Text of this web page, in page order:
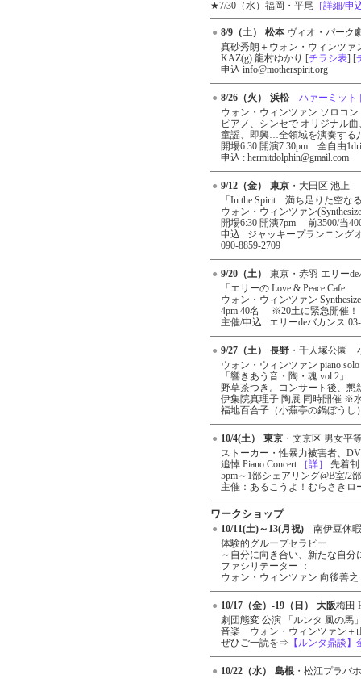
★7/30（水）福岡・平尾 ［詳細/申
● 8/9（土） 松本 ヴィオ・パーク
真砂秀朗＋ウォン・ウィンツァ
KAZ(g) 龍村ゆかり [チラシ表] [
申込 info@motherspirit.org
● 8/26（火） 浜松
ハァーミット
ウォン・ウィンツァン ソロコ
ピアノ、シンセで オリジナル
童謡、即興…全領域を演奏する
開場6:30 開演7:30pm 全自由
申込 : hermitdolphin@gmail.com
● 9/12（金） 東京 ・大田区 池
「In the Spirit 満ち足りた空な
ウォン・ウィンツァン
開場6:30 開演7pm 前3500/
申込 : ジャッキープランニン
090-8859-2709
● 9/20（土）
東京・赤羽 エリー
「エリーの Love & Peace Cafe
ウォン・ウィンツァン
4pm 40名 ※20土に緊急開催！
主催/申込 : エリーdeバカンス
● 9/27（土） 長野 ・千人塚公園
ウォン・ウィンツァン piano solo
「響きあう音・陶・魂 vol.2」
野草茶つき。コンサート後、懇
伊集院真理子 陶展 同時開催 ※
福地百合子（小蕪亭の鍋ぼうし
● 10/4(土） 東京 ・文京区 男女平
ストーカー・性暴力被害者、
追悼 Piano Concert
［詳］ 先着
5pm～1部シェアリング@B室/2
主催：あるこうよ！むらさきロ
ワークショップ
● 10/11(土)～13(月祝) 南伊豆休
体験的グループセラピー
～自分に向き合い、新たな自分
ファシリテーター ：
ウォン・ウィンツァン 向後善
● 10/17（金）-19（日） 大阪梅田
劇団態変 公演 「ルンタ 風の馬
音楽 ウォン・ウィンツァン
ぜひご一読を⇒ 【ルンタ鼎談
● 10/22（水） 島根 ・松江プラバ